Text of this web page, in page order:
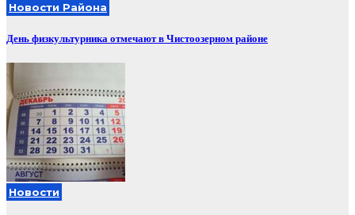
Новости Района
День физкультурника отмечают в Чистоозерном районе
Новости